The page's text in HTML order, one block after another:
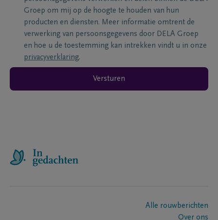
Groep om mij op de hoogte te houden van hun
producten en diensten. Meer informatie omtrent de
verwerking van persoonsgegevens door DELA Groep
en hoe u de toestemming kan intrekken vindt u in onze
privacyverklaring.
Versturen
Alle rouwberichten
Over ons